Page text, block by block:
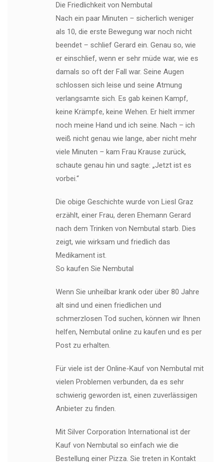
Die Friedlichkeit von Nembutal
Nach ein paar Minuten – sicherlich weniger
als 10, die erste Bewegung war noch nicht
beendet – schlief Gerard ein. Genau so, wie
er einschlief, wenn er sehr müde war, wie es
damals so oft der Fall war. Seine Augen
schlossen sich leise und seine Atmung
verlangsamte sich. Es gab keinen Kampf,
keine Krämpfe, keine Wehen. Er hielt immer
noch meine Hand und ich seine. Nach – ich
weiß nicht genau wie lange, aber nicht mehr
viele Minuten – kam Frau Krause zurück,
schaute genau hin und sagte: „Jetzt ist es
vorbei.“
Die obige Geschichte wurde von Liesl Graz
erzählt, einer Frau, deren Ehemann Gerard
nach dem Trinken von Nembutal starb. Dies
zeigt, wie wirksam und friedlich das
Medikament ist.
So kaufen Sie Nembutal
Wenn Sie unheilbar krank oder über 80 Jahre
alt sind und einen friedlichen und
schmerzlosen Tod suchen, können wir Ihnen
helfen, Nembutal online zu kaufen und es per
Post zu erhalten.
Für viele ist der Online-Kauf von Nembutal mit
vielen Problemen verbunden, da es sehr
schwierig geworden ist, einen zuverlässigen
Anbieter zu finden.
Mit Silver Corporation International ist der
Kauf von Nembutal so einfach wie die
Bestellung einer Pizza. Sie treten in Kontakt